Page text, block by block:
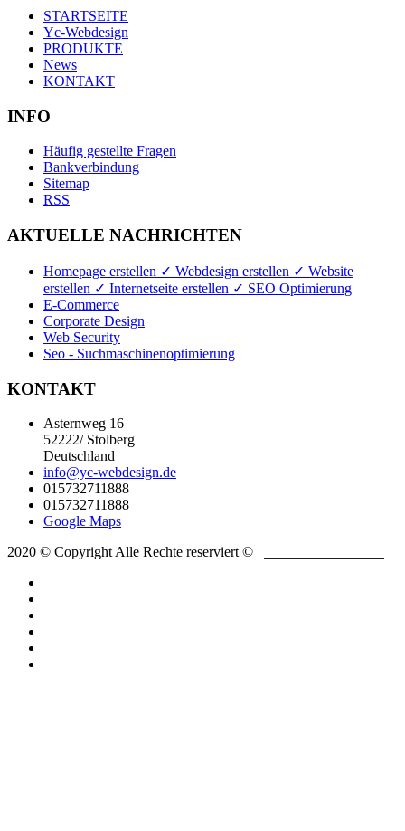
STARTSEITE
Yc-Webdesign
PRODUKTE
News
KONTAKT
INFO
Häufig gestellte Fragen
Bankverbindung
Sitemap
RSS
AKTUELLE NACHRICHTEN
Homepage erstellen ✓ Webdesign erstellen ✓ Website
erstellen ✓ Internetseite erstellen ✓ SEO Optimierung
E-Commerce
Corporate Design
Web Security
Seo - Suchmaschinenoptimierung
KONTAKT
Asternweg 16
52222/ Stolberg
Deutschland
info@yc-webdesign.de
015732711888
015732711888
Google Maps
2020 © Copyright Alle Rechte reserviert ©